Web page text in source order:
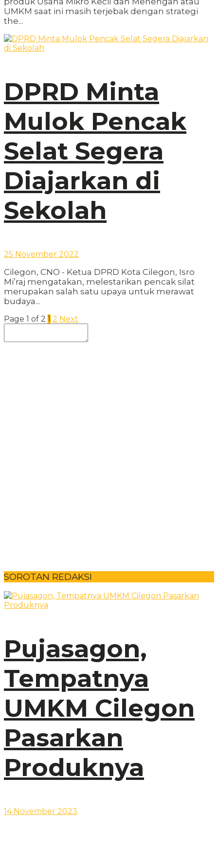
UMKM saat ini masih terjebak dengan strategi
the...
DPRD Minta
Mulok Pencak
Selat Segera
Diajarkan di
Sekolah
25 November 2022
Cilegon, CNO - Ketua DPRD Kota Cilegon, Isro
Mi’raj mengatakan, melestarikan pencak silat
merupakan salah satu upaya untuk merawat
budaya...
Page 1 of 2 1 2 Next
SOROTAN REDAKSI
Pujasagon,
Tempatnya
UMKM Cilegon
Pasarkan
Produknya
14 November 2023